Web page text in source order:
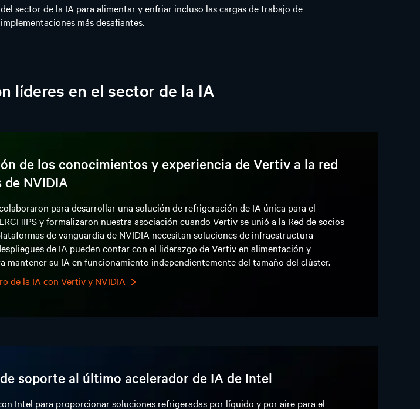
sector de la IA para alimentar y enfriar incluso las cargas de trabajo de
más desafiantes.
líderes en el sector de la IA
de los conocimientos y experiencia de Vertiv a la red
NVIDIA
para desarrollar una solución de refrigeración de IA única para el
y formalizaron nuestra asociación cuando Vertiv se unió a la Red de socios
de vanguardia de NVIDIA necesitan soluciones de infraestructura
de IA pueden contar con el liderazgo de Vertiv en alimentación y
mantener su IA en funcionamiento independientemente del tamaño del clúster.
de la IA con Vertiv y NVIDIA
soporte al último acelerador de IA de Intel
Intel para proporcionar soluciones refrigeradas por líquido y por aire para el